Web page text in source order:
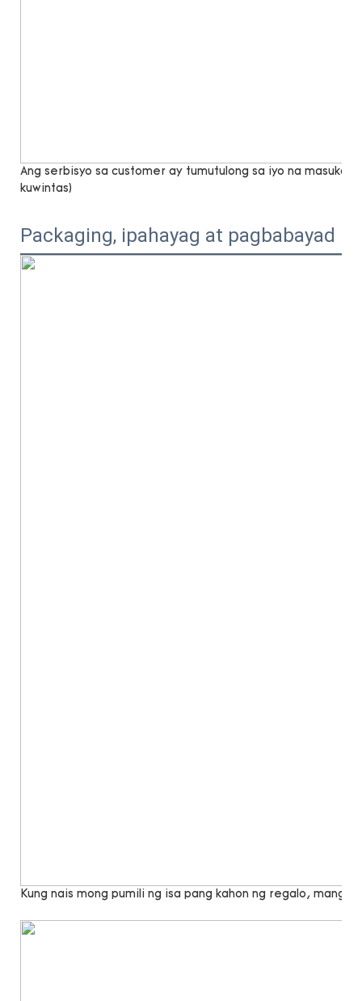
Ang serbisyo sa customer ay tumutulong sa iyo na masukat
kuwintas)
Packaging, ipahayag at pagbabayad
Kung nais mong pumili ng isa pang kahon ng regalo,